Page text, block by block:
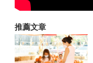
推薦文章